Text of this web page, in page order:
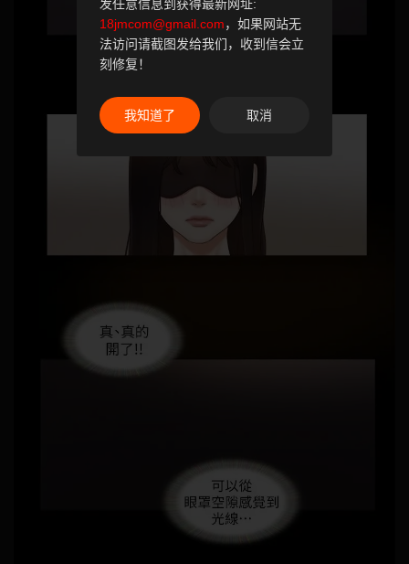
发任意信息到获得最新网址:
18jmcom@gmail.com，如果网站无
法访问请截图发给我们，收到信会立
刻修复！
我知道了 取消